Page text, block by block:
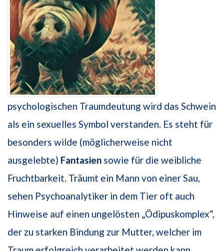
psychologischen Traumdeutung wird das Schwein
als ein sexuelles Symbol verstanden. Es steht für
besonders wilde (möglicherweise nicht
ausgelebte) Fantasien sowie für die weibliche
Fruchtbarkeit. Träumt ein Mann von einer Sau,
sehen Psychoanalytiker in dem Tier oft auch
Hinweise auf einen ungelösten „Ödipuskomplex“,
der zu starken Bindung zur Mutter, welcher im